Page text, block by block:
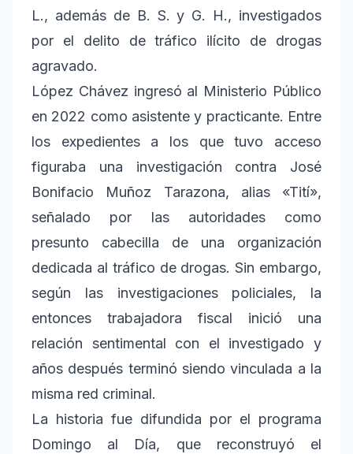
L., además de B. S. y G. H., investigados
por el delito de tráfico ilícito de drogas
agravado.
López Chávez ingresó al Ministerio Público
en 2022 como asistente y practicante. Entre
los expedientes a los que tuvo acceso
figuraba una investigación contra José
Bonifacio Muñoz Tarazona, alias «Tití»,
señalado por las autoridades como
presunto cabecilla de una organización
dedicada al tráfico de drogas. Sin embargo,
según las investigaciones policiales, la
entonces trabajadora fiscal inició una
relación sentimental con el investigado y
años después terminó siendo vinculada a la
misma red criminal.
La historia fue difundida por el programa
Domingo al Día, que reconstruyó el